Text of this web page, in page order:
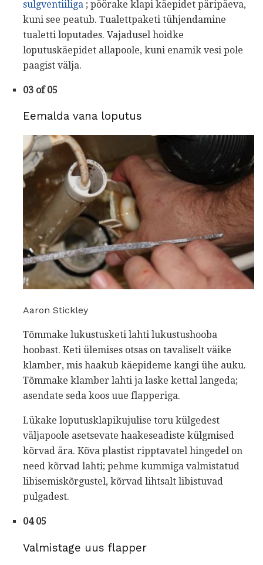
sulgventiiliga ; pöörake klapi käepidet päripäeva,
kuni see peatub. Tualettpaketi tühjendamine
tualetti loputades. Vajadusel hoidke
loputuskäepidet allapoole, kuni enamik vesi pole
paagist välja.
03 of 05
Eemalda vana loputus
Aaron Stickley
Tõmmake lukustusketi lahti lukustushooba
hoobast. Keti ülemises otsas on tavaliselt väike
klamber, mis haakub käepideme kangi ühe auku.
Tõmmake klamber lahti ja laske kettal langeda;
asendate seda koos uue flapperiga.
Lükake loputusklapikujulise toru külgedest
väljapoole asetsevate haakeseadiste külgmised
kõrvad ära. Kõva plastist ripptavatel hingedel on
need kõrvad lahti; pehme kummiga valmistatud
libisemiskõrgustel, kõrvad lihtsalt libistuvad
pulgadest.
04 05
Valmistage uus flapper